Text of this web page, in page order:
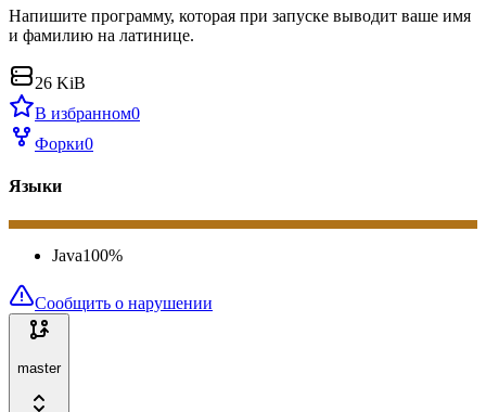
Напишите программу, которая при запуске выводит ваше имя
и фамилию на латинице.
26 KiB
В избранном0
Форки0
Языки
Java100%
Сообщить о нарушении
master